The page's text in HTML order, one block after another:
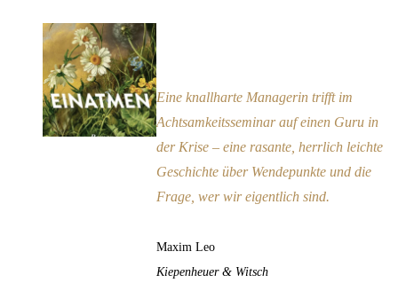
Eine knallharte Managerin trifft im
Achtsamkeitsseminar auf einen Guru in
der Krise – eine rasante, herrlich leichte
Geschichte über Wendepunkte und die
Frage, wer wir eigentlich sind.
Maxim Leo
Kiepenheuer & Witsch